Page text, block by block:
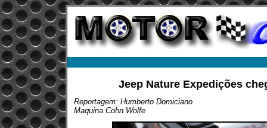
Jeep Nature Expedições
Reportagem: Humberto Domiciano
Maquina Cohn Wolfe